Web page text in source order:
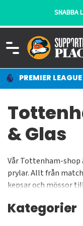
SNABBA
PREMIER LEAGUE
& Glas
Vår Tottenham-shop
prylar. Allt från
kepsar och mössor
hemmatröja och
Kategorier